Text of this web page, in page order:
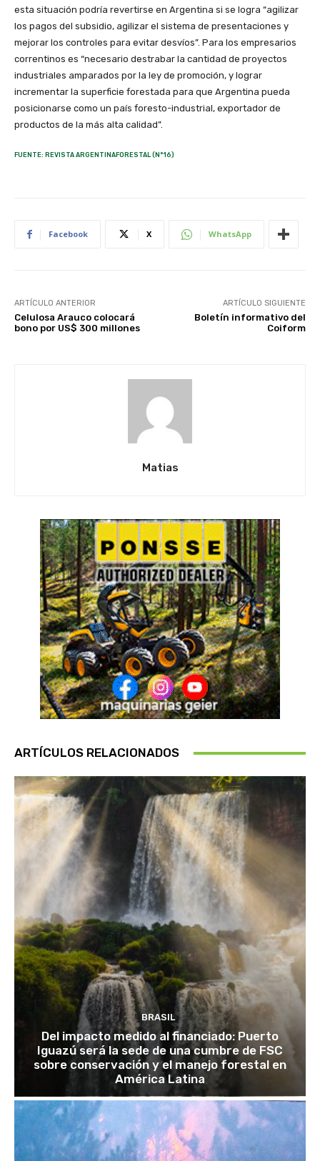
esta situación podría revertirse en Argentina si se logra “agilizar
los pagos del subsidio, agilizar el sistema de presentaciones y
mejorar los controles para evitar desvíos”. Para los empresarios
correntinos es “necesario destrabar la cantidad de proyectos
industriales amparados por la ley de promoción, y lograr
incrementar la superficie forestada para que Argentina pueda
posicionarse como un país foresto-industrial, exportador de
productos de la más alta calidad”.
FUENTE: REVISTA ARGENTINAFORESTAL (N°16)
Facebook X WhatsApp
ARTÍCULO ANTERIOR
Celulosa Arauco colocará
bono por US$ 300 millones
ARTÍCULO SIGUIENTE
Boletín informativo del
Coiform
Matias
ARTÍCULOS RELACIONADOS
BRASIL
Del impacto medido al financiado: Puerto
Iguazú será la sede de una cumbre de FSC
sobre conservación y el manejo forestal en
América Latina